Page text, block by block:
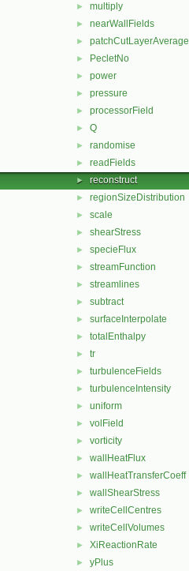
► multiply
► nearWallFields
► patchCutLayerAverage
► PecletNo
► power
► pressure
► processorField
► Q
► randomise
► readFields
► reconstruct
► regionSizeDistribution
► scale
► shearStress
► specieFlux
► streamFunction
► streamlines
► subtract
► surfaceInterpolate
► totalEnthalpy
► tr
► turbulenceFields
► turbulenceIntensity
► uniform
► volField
► vorticity
► wallHeatFlux
► wallHeatTransferCoeff
► wallShearStress
► writeCellCentres
► writeCellVolumes
► XiReactionRate
► yPlus